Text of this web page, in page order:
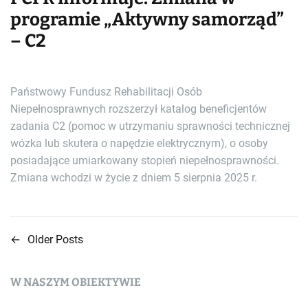
programie „Aktywny samorząd”
– C2
Państwowy Fundusz Rehabilitacji Osób
Niepełnosprawnych rozszerzył katalog beneficjentów
zadania C2 (pomoc w utrzymaniu sprawności technicznej
wózka lub skutera o napędzie elektrycznym), o osoby
posiadające umiarkowany stopień niepełnosprawności.
Zmiana wchodzi w życie z dniem 5 sierpnia 2025 r.
N
← Older Posts
W NASZYM OBIEKTYWIE